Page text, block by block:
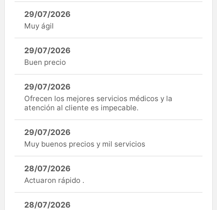
29/07/2026
Muy ágil
29/07/2026
Buen precio
29/07/2026
Ofrecen los mejores servicios médicos y la
atención al cliente es impecable.
29/07/2026
Muy buenos precios y mil servicios
28/07/2026
Actuaron rápido .
28/07/2026